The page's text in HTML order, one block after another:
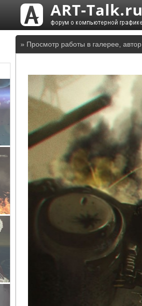
» Просмотр работы в галерее, автор